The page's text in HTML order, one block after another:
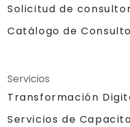
Solicitud de
Catálogo de
Servicios
Transformación
Servicios de